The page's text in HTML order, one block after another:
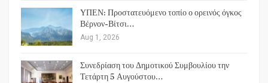
ΥΠΕΝ: Προστατευόμενο τοπίο ο ορεινός όγκος
Βέρνον-Βίτσι…
Aug 1, 2026
Συνεδρίαση του Δημοτικού Συμβουλίου την
Τετάρτη 5 Αυγούστου…